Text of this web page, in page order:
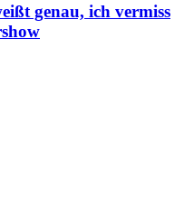
genau, ich vermiss